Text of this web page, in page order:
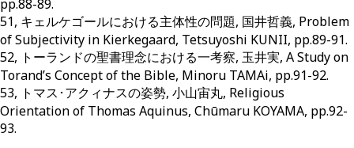
pp.88-89.
51, キェルケゴールにおける主体性の問題, 国井哲義, Problem
of Subjectivity in Kierkegaard, Tetsuyoshi KUNII, pp.89-91.
52, トーランドの聖書理念における一考察, 玉井実, A Study on
Torand’s Concept of the Bible, Minoru TAMAi, pp.91-92.
53, トマス･アクィナスの姿勢, 小山宙丸, Religious
Orientation of Thomas Aquinus, Chūmaru KOYAMA, pp.92-
93.